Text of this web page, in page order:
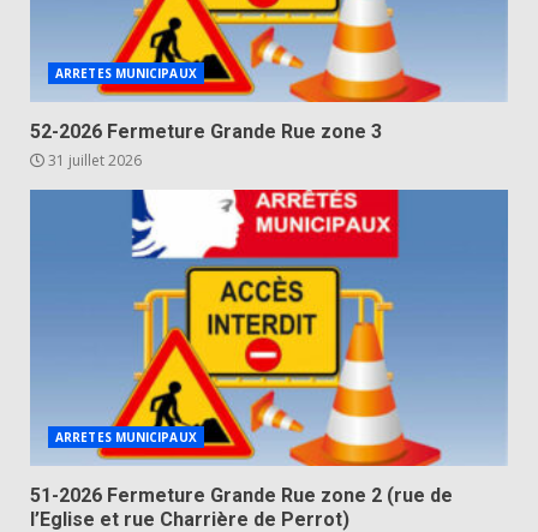
ARRETES MUNICIPAUX
52-2026 Fermeture Grande Rue zone 3
31 juillet 2026
ARRETES MUNICIPAUX
51-2026 Fermeture Grande Rue zone 2 (rue de
l’Eglise et rue Charrière de Perrot)